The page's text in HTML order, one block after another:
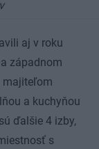
aj v roku
západnom
majiteľom
a kuchyňou
ďalšie 4 izby,
s